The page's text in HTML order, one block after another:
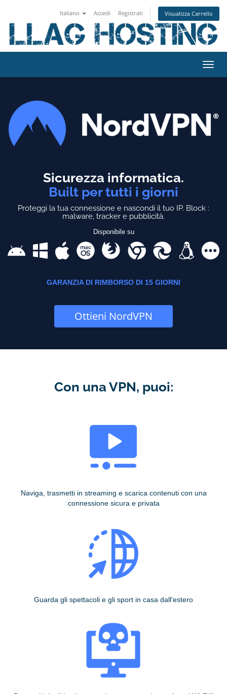
Italiano Accedi Registrati Visualizza Carrello
Attiva
Sicurezza informatica.
Built per tutti i giorni
Proteggi la tua connessione e nascondi il tuo IP. Block :
malware, tracker e pubblicità.
Disponibile su
GARANZIA DI RIMBORSO DI 15 GIORNI
Ottieni NordVPN
Con una VPN, puoi:
Naviga, trasmetti in streaming e scarica contenuti con una
connessione sicura e privata
Guarda gli spettacoli e gli sport in casa dall'estero